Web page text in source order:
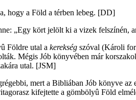
hogy a Föld a térben lebeg. [DD]
„Egy kört jelölt ki a vizek felszínén,
Földre utal a kerekség szóval (Károli
Mégis Jób könyvében már
utal. [JSM]
mert a Bibliában Jób könyve
kifejtette a gömbölyû Föld